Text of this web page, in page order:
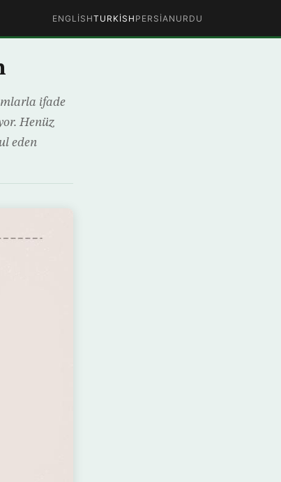
ENGLISHTURKISH PERSIAN URDU
ifade
Henüz
eden